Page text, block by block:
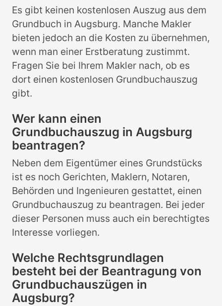
Es gibt keinen kostenlosen Auszug aus dem
Grundbuch in Augsburg. Manche Makler
bieten jedoch an die Kosten zu übernehmen,
wenn man einer Erstberatung zustimmt.
Fragen Sie bei Ihrem Makler nach, ob es
dort einen kostenlosen Grundbuchauszug
gibt.
Wer kann einen
Grundbuchauszug in Augsburg
beantragen?
Neben dem Eigentümer eines Grundstücks
ist es noch Gerichten, Maklern, Notaren,
Behörden und Ingenieuren gestattet, einen
Grundbuchauszug zu beantragen. Bei jeder
dieser Personen muss auch ein berechtigtes
Interesse vorliegen.
Welche Rechtsgrundlagen
besteht bei der Beantragung von
Grundbuchauszügen in
Augsburg?